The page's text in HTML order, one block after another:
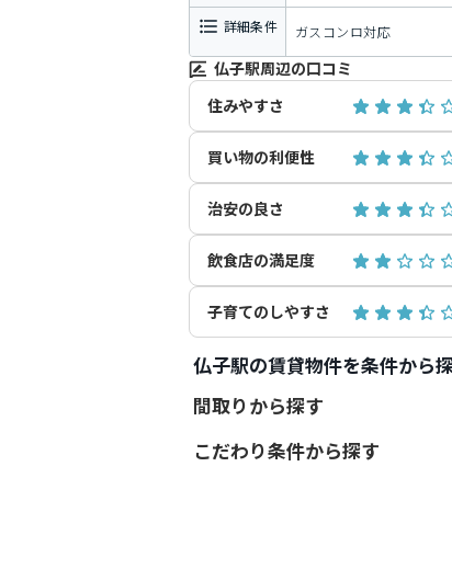
詳細条件 ガスコンロ対応
仏子駅周辺の口コミ
住みやすさ
買い物の利便性
治安の良さ
飲食店の満足度
子育てのしやすさ
仏子駅の賃貸物件を条件から
間取りから探す
こだわり条件から探す